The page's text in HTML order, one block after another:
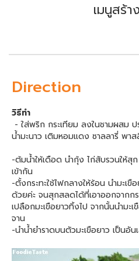
เมนูสร้า
Direction
วิธีทำ
- ใส่พริก กระเทียม ลงในชามผสม
น้ำมะนาว เติมหอมแดง ซาลลารี่ พา
-ต้มน้ำให้เดือด นำกุ้ง ไก่สับรวนให้สุ
เข้ากัน
-ตั้งกระทะใช้ไฟกลางให้ร้อน นำมะเขื
ด้วยค่ะ จนสุกสลดได้ที่เอาออกจากก
เปลือกมะเขือยาวทิ้งไป จากนั้นนำมะ
จาน
-นำน้ำยำราดบนตัวมะเขือยาว เป็นอัน